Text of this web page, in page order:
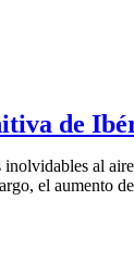
de
al
el aumento